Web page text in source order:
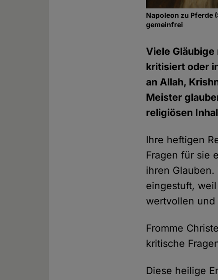
Napoleon zu Pferde
gemeinfrei
Viele
kritisiert oder
an Allah,
Meister
religiösen
Ihre heftigen
Fragen für sie
ihren
eingestuft,
wertvollen und
Fromme
kritische
Diese heilige